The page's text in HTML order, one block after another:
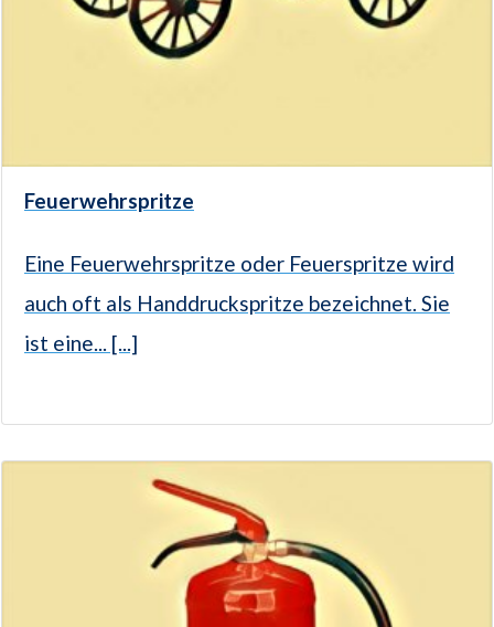
Feuerwehrspritze
Eine Feuerwehrspritze oder Feuerspritze wird
auch oft als Handdruckspritze bezeichnet. Sie
ist eine... [...]